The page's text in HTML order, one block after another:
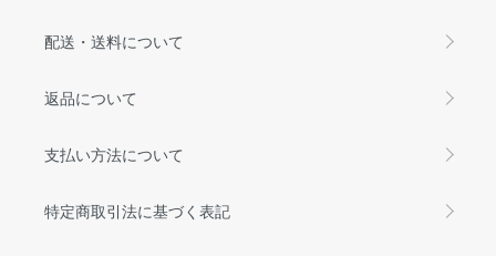
配送・送料について
返品について
支払い方法について
特定商取引法に基づく表記